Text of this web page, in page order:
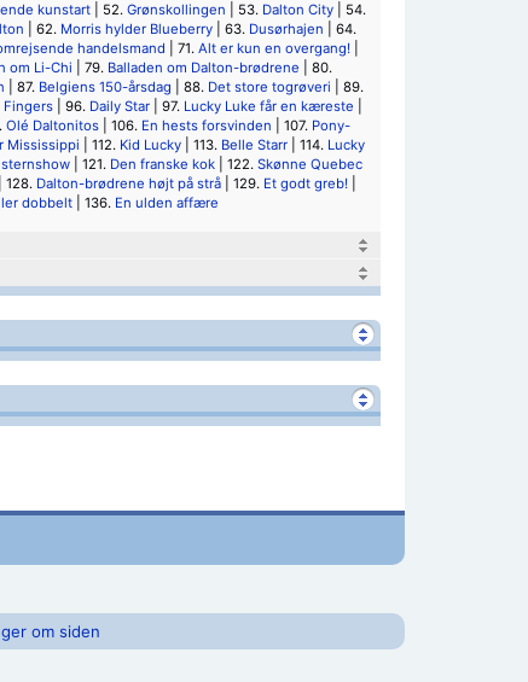
kunstart | 52. Grønskollingen | 53. Dalton City | 54.
| 62. Morris hylder Blueberry | 63. Dusørhajen | 64.
handelsmand | 71. Alt er kun en overgang!
om Li-Chi | 79. Balladen om Dalton-brødrene | 80.
| 87. Belgiens 150-årsdag | 88. Det store togrøveri | 89.
Fingers | 96. Daily Star | 97. Lucky Luke får en kæreste
Olé Daltonitos| 106. En hests forsvinden | 107. Pony-
Mississippi | 112. Kid Lucky | 113. Belle Starr | 114. Lucky
| 121. Den franske kok | 122. Skønne Quebec
| 128. Dalton-brødrene højt på strå | 129. Et godt greb!
dobbelt| 136. En ulden affære
om siden